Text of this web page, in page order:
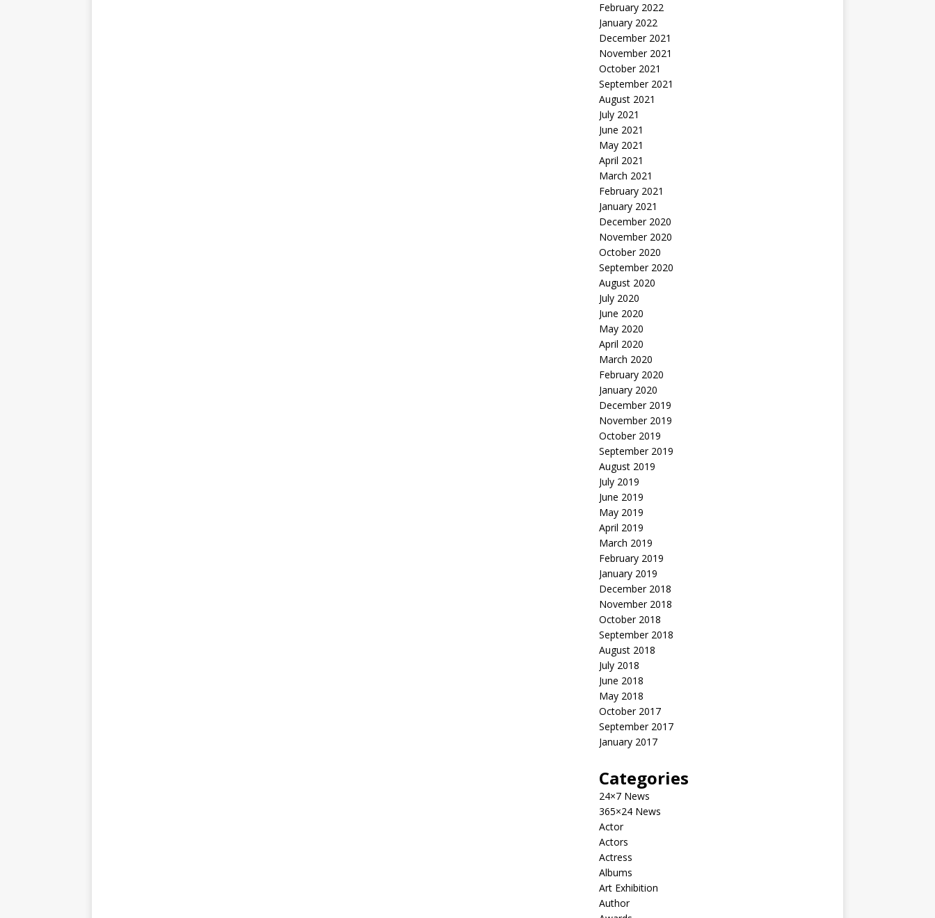
February 2022
January 2022
December 2021
November 2021
October 2021
September 2021
August 2021
July 2021
June 2021
May 2021
April 2021
March 2021
February 2021
January 2021
December 2020
November 2020
October 2020
September 2020
August 2020
July 2020
June 2020
May 2020
April 2020
March 2020
February 2020
January 2020
December 2019
November 2019
October 2019
September 2019
August 2019
July 2019
June 2019
May 2019
April 2019
March 2019
February 2019
January 2019
December 2018
November 2018
October 2018
September 2018
August 2018
July 2018
June 2018
May 2018
October 2017
September 2017
January 2017
Categories
24×7 News
365×24 News
Actor
Actors
Actress
Albums
Art Exhibition
Author